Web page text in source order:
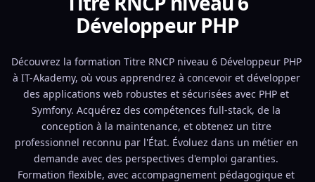
Développeur PHP
Découvrez la formation Titre RNCP niveau 6 Développeur PHP
à IT-Akademy, où vous apprendrez à concevoir et développer
des applications web robustes et sécurisées avec PHP et
Symfony. Acquérez des compétences full-stack, de la
conception à la maintenance, et obtenez un titre
professionnel reconnu par l'État. Évoluez dans un métier en
demande avec des perspectives d'emploi garanties.
Formation flexible, avec accompagnement pédagogique et